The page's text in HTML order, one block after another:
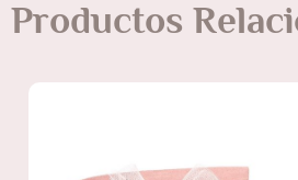
Productos